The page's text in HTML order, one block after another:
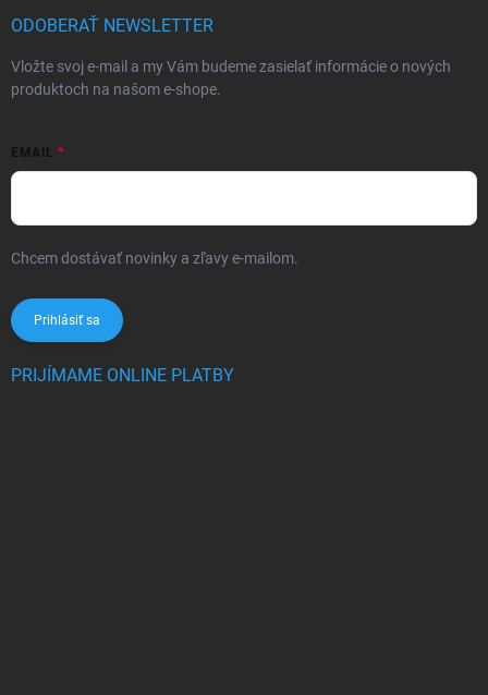
ODOBERAŤ NEWSLETTER
Vložte svoj e-mail a my Vám budeme zasielať informácie o nových
produktoch na našom e-shope.
EMAIL
Chcem dostávať novinky a zľavy e-mailom.
Prihlásiť sa
PRIJÍMAME ONLINE PLATBY